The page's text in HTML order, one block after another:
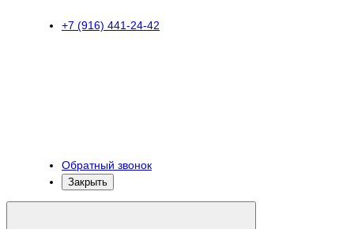
+7 (916) 441-24-42
Обратный звонок
Закрыть